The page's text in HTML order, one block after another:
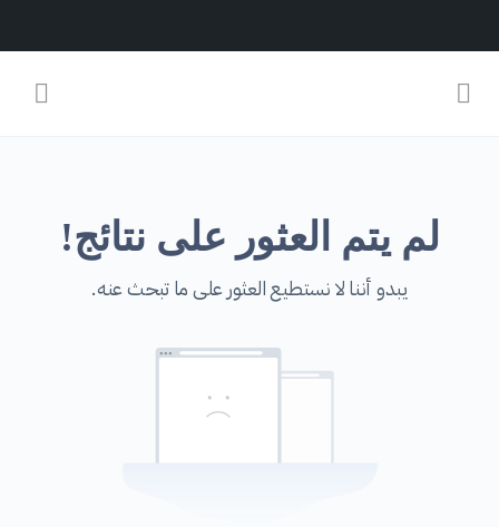
لم يتم العثور على نتائج!
يبدو أننا لا نستطيع العثور على ما تبحث عنه.